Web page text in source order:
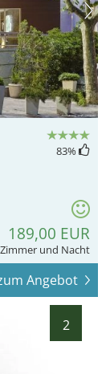
83%
189,00 EUR
und Nacht
Angebot
2